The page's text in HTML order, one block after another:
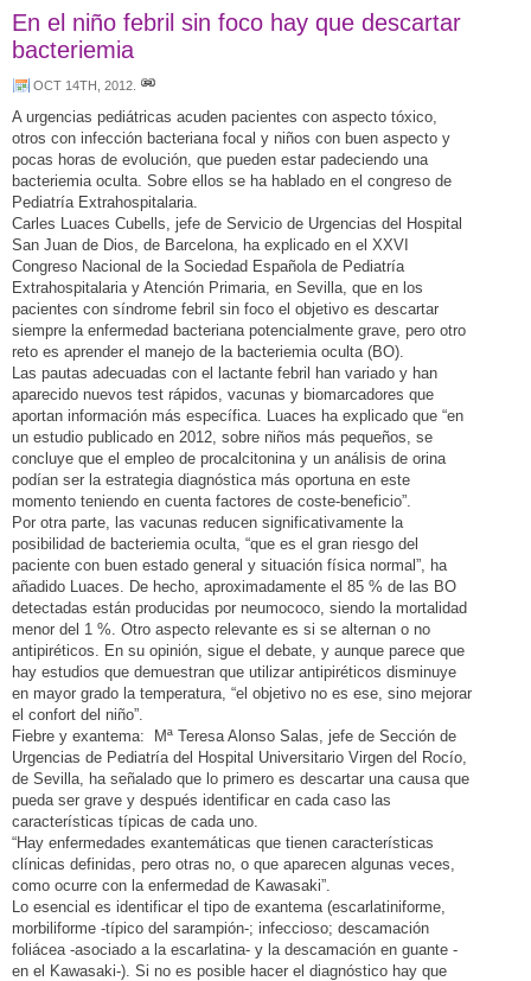
En el niño febril sin foco hay que descartar
bacteriemia
OCT 14TH, 2012
A urgencias pediátricas acuden pacientes con aspecto tóxico,
otros con infección bacteriana focal y niños con buen aspecto y
pocas horas de evolución, que pueden estar padeciendo una
bacteriemia oculta. Sobre ellos se ha hablado en el congreso de
Pediatría Extrahospitalaria.
Carles Luaces Cubells, jefe de Servicio de Urgencias del Hospital
San Juan de Dios, de Barcelona, ha explicado en el XXVI
Congreso Nacional de la Sociedad Española de Pediatría
Extrahospitalaria y Atención Primaria, en Sevilla, que en los
pacientes con síndrome febril sin foco el objetivo es descartar
siempre la enfermedad bacteriana potencialmente grave, pero otro
reto es aprender el manejo de la bacteriemia oculta (BO).
Las pautas adecuadas con el lactante febril han variado y han
aparecido nuevos test rápidos, vacunas y biomarcadores que
aportan información más específica. Luaces ha explicado que “en
un estudio publicado en 2012, sobre niños más pequeños, se
concluye que el empleo de procalcitonina y un análisis de orina
podían ser la estrategia diagnóstica más oportuna en este
momento teniendo en cuenta factores de coste-beneficio”.
Por otra parte, las vacunas reducen significativamente la
posibilidad de bacteriemia oculta, “que es el gran riesgo del
paciente con buen estado general y situación física normal”, ha
añadido Luaces. De hecho, aproximadamente el 85 % de las BO
detectadas están producidas por neumococo, siendo la mortalidad
menor del 1 %. Otro aspecto relevante es si se alternan o no
antipiréticos. En su opinión, sigue el debate, y aunque parece que
hay estudios que demuestran que utilizar antipiréticos disminuye
en mayor grado la temperatura, “el objetivo no es ese, sino mejorar
el confort del niño”.
Fiebre y exantema: Mª Teresa Alonso Salas, jefe de Sección de
Urgencias de Pediatría del Hospital Universitario Virgen del Rocío,
de Sevilla, ha señalado que lo primero es descartar una causa que
pueda ser grave y después identificar en cada caso las
características típicas de cada uno.
“Hay enfermedades exantemáticas que tienen características
clínicas definidas, pero otras no, o que aparecen algunas veces,
como ocurre con la enfermedad de Kawasaki”.
Lo esencial es identificar el tipo de exantema (escarlatiniforme,
morbiliforme -típico del sarampión-; infeccioso; descamación
foliácea -asociado a la escarlatina- y la descamación en guante -
en el Kawasaki-). Si no es posible hacer el diagnóstico hay que